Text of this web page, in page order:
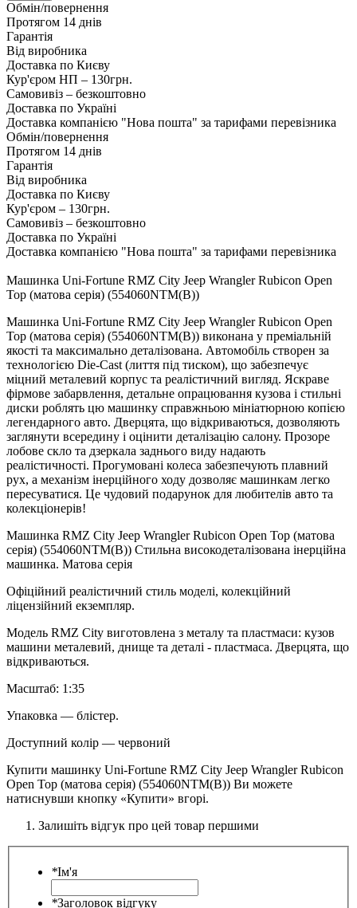
Обмін/повернення
Протягом 14 днів
Гарантія
Від виробника
Доставка по Києву
Кур'єром НП – 130грн.
Самовивіз – безкоштовно
Доставка по Україні
Доставка компанією "Нова пошта" за тарифами перевізника
Обмін/повернення
Протягом 14 днів
Гарантія
Від виробника
Доставка по Києву
Кур'єром – 130грн.
Самовивіз – безкоштовно
Доставка по Україні
Доставка компанією "Нова пошта" за тарифами перевізника
Машинка Uni-Fortune RMZ City Jeep Wrangler Rubicon Open
Top (матова серія) (554060NTM(B))
Машинка Uni-Fortune RMZ City Jeep Wrangler Rubicon Open
Top (матова серія) (554060NTM(B)) виконана у преміальній
якості та максимально деталізована. Автомобіль створен за
технологією Die-Cast (лиття під тиском), що забезпечує
міцний металевий корпус та реалістичний вигляд. Яскраве
фірмове забарвлення, детальне опрацювання кузова і стильні
диски роблять цю машинку справжньою мініатюрною копією
легендарного авто. Дверцята, що відкриваються, дозволяють
заглянути всередину і оцінити деталізацію салону. Прозоре
лобове скло та дзеркала заднього виду надають
реалістичності. Прогумовані колеса забезпечують плавний
рух, а механізм інерційного ходу дозволяє машинкам легко
пересуватися. Це чудовий подарунок для любителів авто та
колекціонерів!
Машинка RMZ City Jeep Wrangler Rubicon Open Top (матова
серія) (554060NTM(B)) Стильна високодеталізована інерційна
машинка. Матова серія
Офіційний реалістичний стиль моделі, колекційний
ліцензійний екземпляр.
Модель RMZ City виготовлена з металу та пластмаси: кузов
машини металевий, днище та деталі - пластмаса. Дверцята, що
відкриваються.
Масштаб: 1:35
Упаковка — блістер.
Доступний колір — червоний
Купити машинку Uni-Fortune RMZ City Jeep Wrangler Rubicon
Open Top (матова серія) (554060NTM(B)) Ви можете
натиснувши кнопку «Купити» вгорі.
Залишіть відгук про цей товар першими
*Ім'я
*Заголовок відгуку